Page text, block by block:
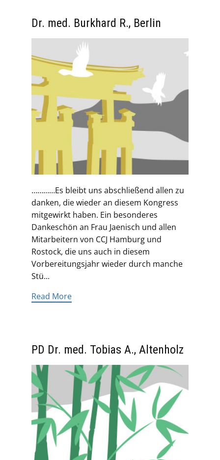
Dr. med. Burkhard R., Berlin
…………Es bleibt uns abschließend allen zu
danken, die wieder an diesem Kongress
mitgewirkt haben. Ein besonderes
Dankeschön an Frau Jaenisch und allen
Mitarbeitern von CCJ Hamburg und
Rostock, die uns auch in diesem
Vorbereitungsjahr wieder durch manche
Stü...
Read More
PD Dr. med. Tobias A., Altenholz